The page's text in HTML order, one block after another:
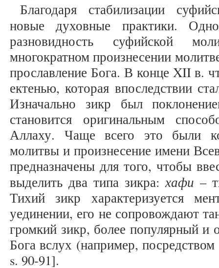
Благодаря стабилизации
новые духовные практики.
разновидность суфийской
многократном произнесении
прославление Бога. В конце XII в.
ектенью, которая впоследствии
Изначально зикр был
становится оригинальным
Аллаху. Чаще всего это были
молитвы и произнесение имени
предназначены для того, чтобы
выделить два типа зикра:хафи –
Тихий зикр характеризуется
уединении, его не сопровождают
громкий зикр, более популярный и
Бога вслух (например,
s. 90-91].